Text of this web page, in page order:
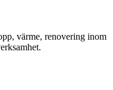
värme, renovering inom